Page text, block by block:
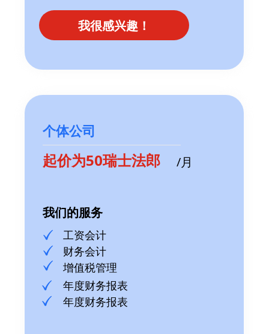
我很感兴趣！
个体公司
起价为50瑞士法郎
我们的服务
/月
工资会计
财务会计
增值税管理
年度财务报表
年度财务报表